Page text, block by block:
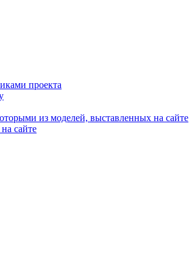
проекта
из моделей, выставленных на сайте
сайте